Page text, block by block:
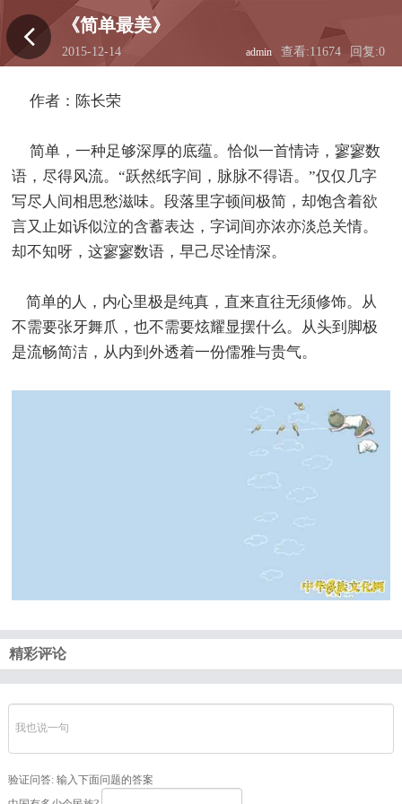
《简单最美》
2015-12-14
00:09:16
回复:0
查看:11674
admin
作者：陈长荣
简单，一种足够深厚的底蕴。恰似一首情诗，寥寥数
语，尽得风流。“跃然纸字间，脉脉不得语。”仅仅几字
写尽人间相思愁滋味。段落里字顿间极简，却饱含着欲
言又止如诉似泣的含蓄表达，字词间亦浓亦淡总关情。
却不知呀，这寥寥数语，早己尽诠情深。
简单的人，内心里极是纯真，直来直往无须修饰。从
不需要张牙舞爪，也不需要炫耀显摆什么。从头到脚极
是流畅简洁，从内到外透着一份儒雅与贵气。
精彩评论
验证问答: 输入下面问题的答案